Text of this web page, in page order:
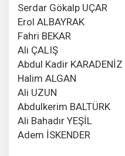
Serdar Gökalp UÇAR
Erol ALBAYRAK
Fahri BEKAR
Ali ÇALIŞ
Abdul Kadir KARADENİZ
Halim ALGAN
Ali UZUN
Abdulkerim BALTÜRK
Ali Bahadır YEŞİL
Adem İSKENDER